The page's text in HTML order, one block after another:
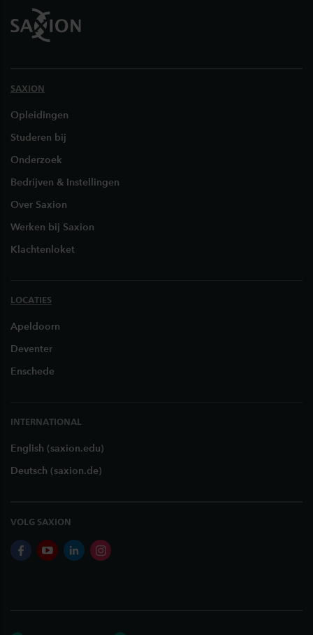
SAXION
Opleidingen
Studeren bij
Onderzoek
Bedrijven & Instellingen
Over Saxion
Werken bij Saxion
Klachtenloket
LOCATIES
Apeldoorn
Deventer
Enschede
INTERNATIONAL
English (saxion.edu)
Deutsch (saxion.de)
VOLG SAXION
facebookyoutubelinkedininstagram